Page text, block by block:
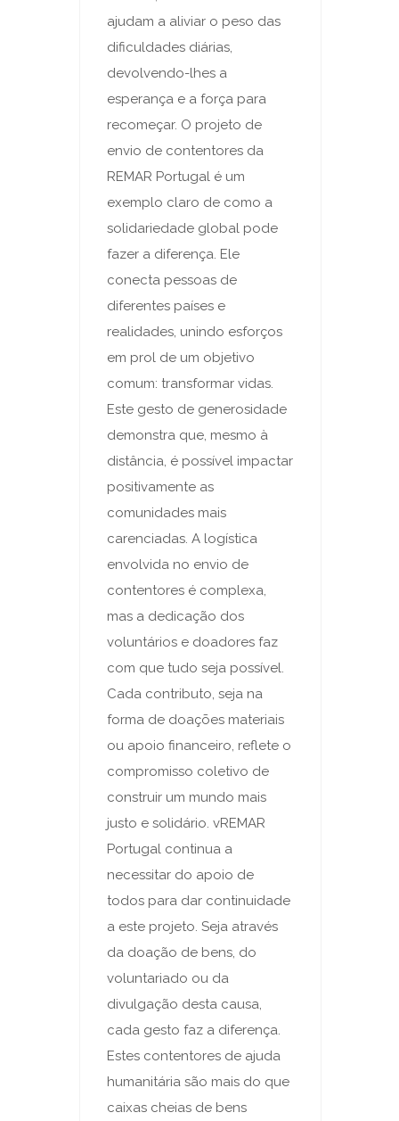
ajudam a aliviar o peso das
dificuldades diárias,
devolvendo-lhes a
esperança e a força para
recomeçar. O projeto de
envio de contentores da
REMAR Portugal é um
exemplo claro de como a
solidariedade global pode
fazer a diferença. Ele
conecta pessoas de
diferentes países e
realidades, unindo esforços
em prol de um objetivo
comum: transformar vidas.
Este gesto de generosidade
demonstra que, mesmo à
distância, é possível impactar
positivamente as
comunidades mais
carenciadas. A logística
envolvida no envio de
contentores é complexa,
mas a dedicação dos
voluntários e doadores faz
com que tudo seja possível.
Cada contributo, seja na
forma de doações materiais
ou apoio financeiro, reflete o
compromisso coletivo de
construir um mundo mais
justo e solidário. vREMAR
Portugal continua a
necessitar do apoio de
todos para dar continuidade
a este projeto. Seja através
da doação de bens, do
voluntariado ou da
divulgação desta causa,
cada gesto faz a diferença.
Estes contentores de ajuda
humanitária são mais do que
caixas cheias de bens